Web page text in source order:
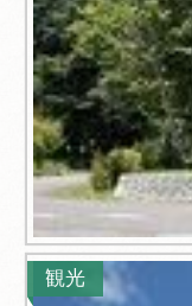
観光